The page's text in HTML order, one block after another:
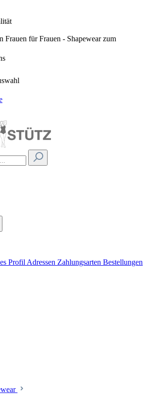
Frauen für Frauen - Shapewear zum
Profil Adressen Zahlungsarten Bestellungen